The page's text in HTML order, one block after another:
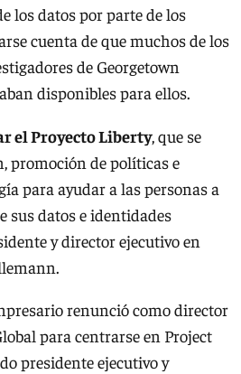
los datos por parte de los
cuenta de que muchos de los
de Georgetown
disponibles para ellos.
el Proyecto Liberty, que se
promoción de políticas e
para ayudar a las personas a
sus datos e identidades
y director ejecutivo en
renunció como director
para centrarse en Project
presidente ejecutivo y